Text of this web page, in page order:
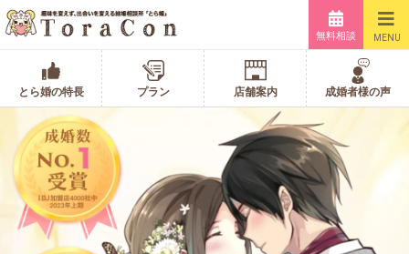
無料相談 MENU
とら婚の特長 プラン 店舗案内 成婚者様の声